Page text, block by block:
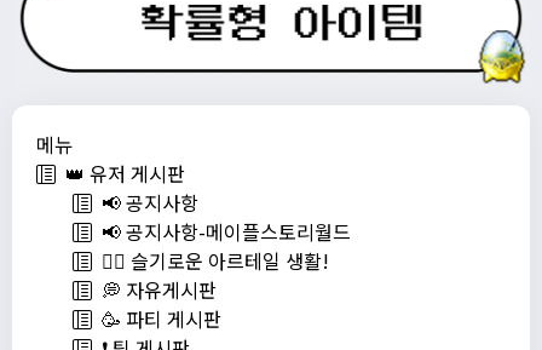
메뉴
👑 유저 게시판
📢 공지사항
📢 공지사항-메이플스토리월드
💁‍♂ 슬기로운 아르테일 생활!
💭 자유게시판
🥳 파티 게시판